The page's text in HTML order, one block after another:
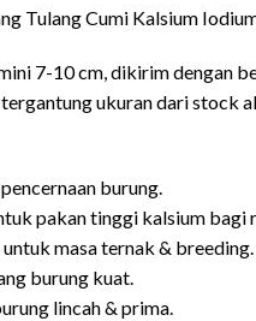
Tulang Cumi Kalsium
7-10 cm, dikirim dengan
ukuran dari stock
burung.
pakan tinggi kalsium
masa ternak & breeding.
burung kuat.
lincah & prima.